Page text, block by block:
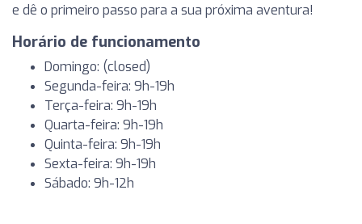
e dê o primeiro passo para a sua próxima aventura!
Horário de funcionamento
Domingo: (closed)
Segunda-feira: 9h-19h
Terça-feira: 9h-19h
Quarta-feira: 9h-19h
Quinta-feira: 9h-19h
Sexta-feira: 9h-19h
Sábado: 9h-12h